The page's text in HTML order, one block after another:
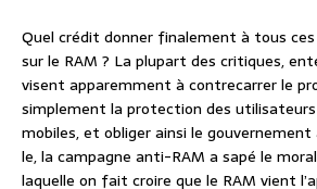
Quel crédit donner finalement à tous
sur le RAM ? La plupart des critiques,
visent apparemment à contrecarrer le
simplement la protection des
mobiles, et obliger ainsi le gouvernement
le, la campagne anti-RAM a sapé le
laquelle on fait croire que le RAM vient